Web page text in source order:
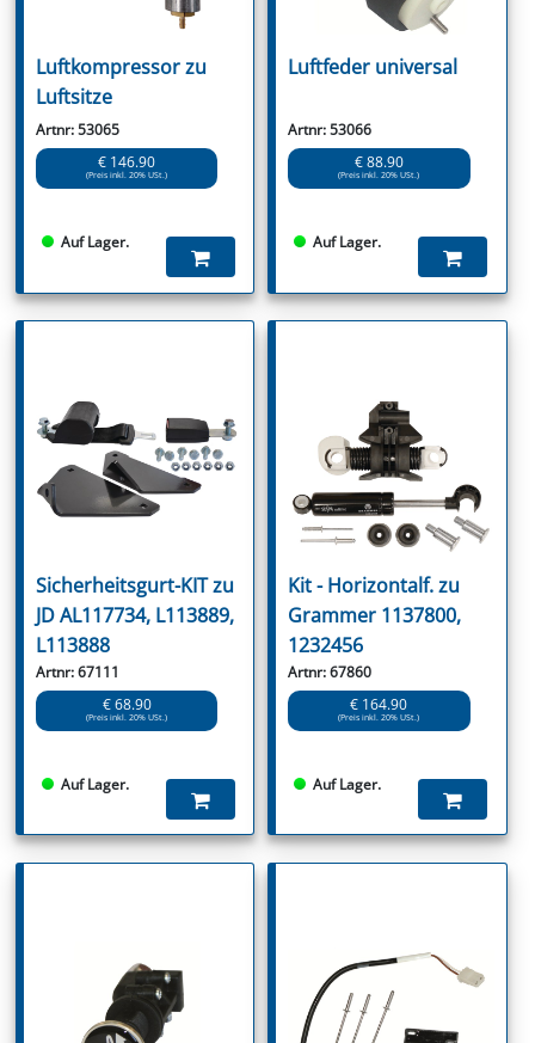
Luftkompressor zu
Luftsitze
Artnr: 53065
€ 146.90
(Preis inkl. 20% USt.)
Auf Lager.
Luftfeder universal
Artnr: 53066
€ 88.90
(Preis inkl. 20% USt.)
Auf Lager.
Sicherheitsgurt-KIT zu
JD AL117734, L113889,
L113888
Artnr: 67111
€ 68.90
(Preis inkl. 20% USt.)
Auf Lager.
Kit - Horizontalf. zu
Grammer 1137800,
1232456
Artnr: 67860
€ 164.90
(Preis inkl. 20% USt.)
Auf Lager.